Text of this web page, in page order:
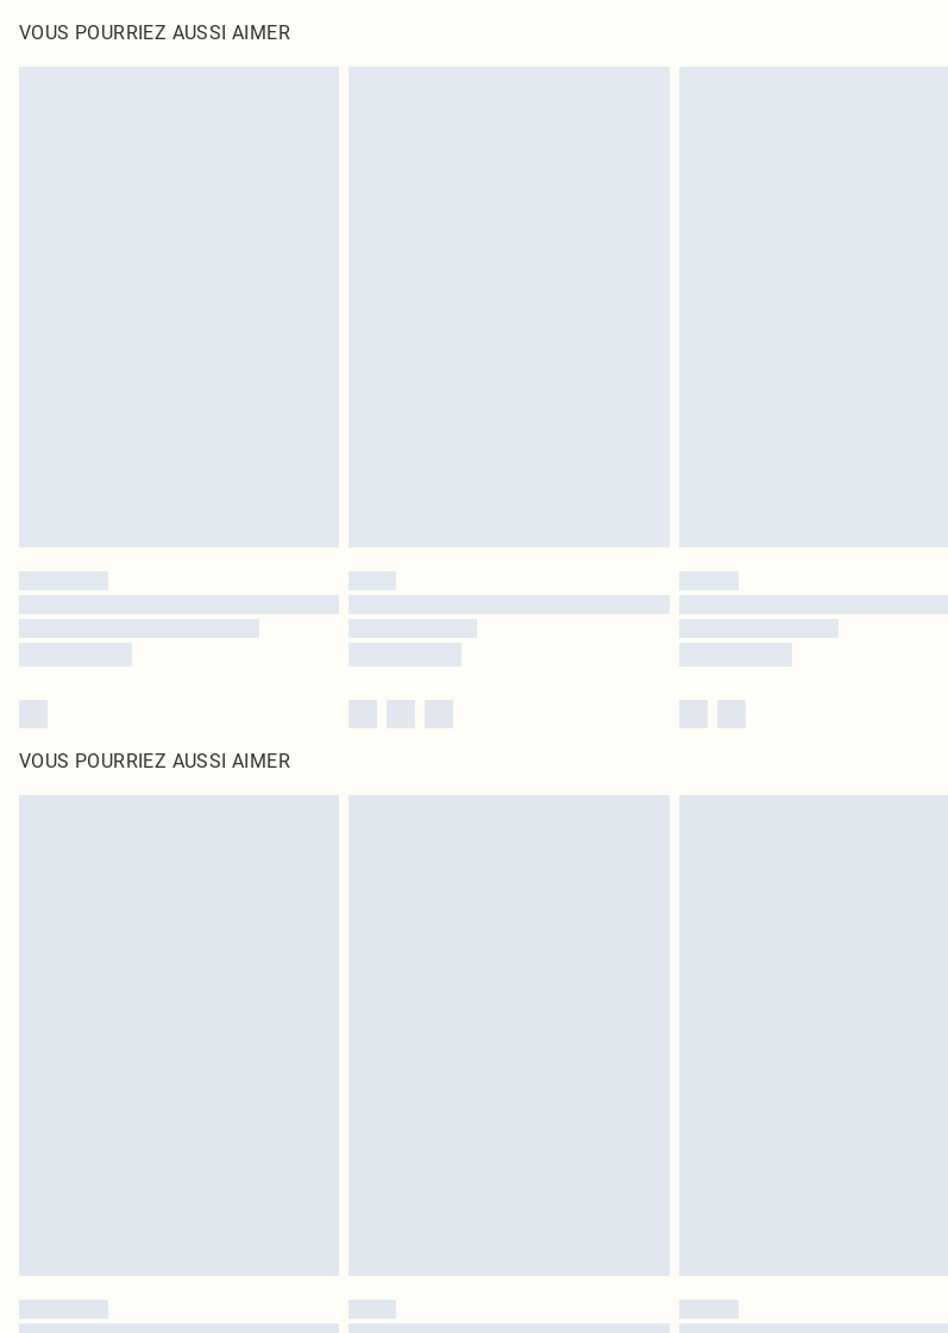
également être essayées en intérieur. Les articles pour la maison, y compris le linge de lit, les matelas, les surmatelas et les
VOUS POURRIEZ AUSSI AIMER
VOUS POURRIEZ AUSSI AIMER